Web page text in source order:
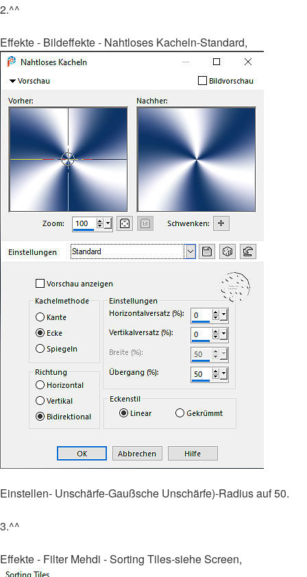
2.^^
Effekte - Bildeffekte - Nahtloses Kacheln-Standard,
Einstellen- Unschärfe-Gaußsche Unschärfe)-Radius auf 50.
3.^^
Effekte - Filter Mehdi - Sorting Tiles-siehe Screen,